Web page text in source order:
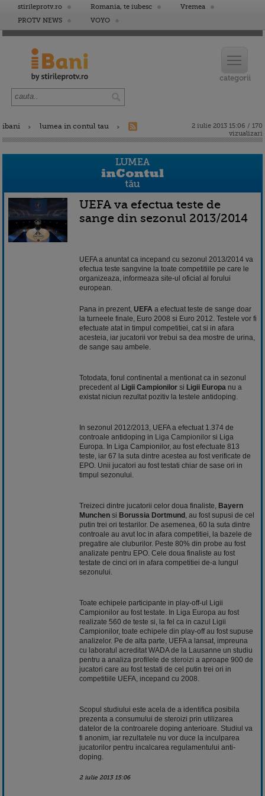
stirileprotv.ro Romania, te iubesc
Vremea
PROTV NEWS
VOYO
ibani lumea in contul tau
2 iulie 2013 15:06 / 170
vizualizari
UEFA va efectua teste de
sange din sezonul 2013/2014
UEFA a anuntat ca incepand cu sezonul 2013/2014 va
efectua teste sangvine la toate competitiile pe care le
organizeaza, informeaza site-ul oficial al forului
european.
Pana in prezent, UEFA a efectuat teste de sange doar
la turneele finale, Euro 2008 si Euro 2012. Testele vor fi
efectuate atat in timpul competitiei, cat si in afara
acesteia, iar jucatorii vor trebui sa dea mostre de urina,
de sange sau ambele.
Totodata, forul continental a mentionat ca in sezonul
precedent al Ligii Campionilor si Ligii Europa nu a
existat niciun rezultat pozitiv la testele antidoping.
In sezonul 2012/2013, UEFA a efectuat 1.374 de
controale antidoping in Liga Campionilor si Liga
Europa. In Liga Campionilor, au fost efectuate 813
teste, iar 67 la suta dintre acestea au fost verificate de
EPO. Unii jucatori au fost testati chiar de sase ori in
timpul sezonului.
Treizeci dintre jucatorii celor doua finaliste, Bayern
Munchen si Borussia Dortmund , au fost supusi de cel
putin trei ori testarilor. De asemenea, 60 la suta dintre
controale au avut loc in afara competitiei, la bazele de
pregatire ale cluburilor. Peste 80% din probe au fost
analizate pentru EPO. Cele doua finaliste au fost
testate de cinci ori in afara competitiei de-a lungul
sezonului.
Toate echipele participante in play-off-ul Ligii
Campionilor au fost testate. In Liga Europa au fost
realizate 560 de teste si, la fel ca in cazul Ligii
Campionilor, toate echipele din play-off au fost supuse
analizelor. Pe de alta parte, UEFA a lansat, impreuna
cu laboratul acreditat WADA de la Lausanne un studiu
pentru a analiza profilele de steroizi a aproape 900 de
jucatori care au fost testati de cel putin trei ori in
competitiile UEFA, incepand cu 2008.
Scopul studiului este acela de a identifica posibila
prezenta a consumului de steroizi prin utilizarea
datelor de la controarele doping anterioare. Studiul va
fi anonim, iar rezultatele nu vor duce la inculparea
jucatorilor pentru incalcarea regulamentului anti-
doping.
2 iulie 2013 15:06